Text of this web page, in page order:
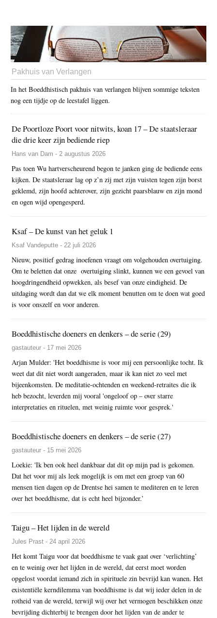
Pakhuis van Verlangen
In het Boeddhistisch pakhuis van verlangen blijven sommige teksten
nog een tijdje op de leestafel liggen.
De Poortloze Poort voor nitwits, koan 17 – De staatsleraar
die drie keer zijn bediende riep
Hans van Dam - 2 augustus 2026
Pas toen Wu hartverscheurend begon te janken ging de bediende eens
kijken. De staatsleraar lag op z’n zij met zijn vuisten tegen zijn borst
geklemd, zijn hoofd achterover, zijn gezicht paarsblauw en zijn mond
en ogen wijd opengesperd.
Ksaf – De kunst van het geluk 1
Ksaf Vandeputte - 22 juli 2026
Nieuw, positief gedrag inoefenen vraagt om volgehouden overtuiging.
Om te beletten dat onze overtuiging slinkt, kunnen we een gevoel van
hoogdringendheid opwekken, als besef van onze eindigheid. De
uitdaging wordt dan dat we elk moment benutten om te doen wat goed
is voor onszelf en voor anderen.
Boeddhistische doeners en denkers – de serie (29)
gastauteur - 17 mei 2026
Arjan Mulder: 'Het boeddhisme is voor mij een persoonlijke tocht. Ik
weet dat dit niet wordt aangeraden, maar ik kan niet zo veel met
bijeenkomsten. De meditatie-ochtenden en weekend-retraites die ik
heb bezocht, leverden mij vooral 'ongeloof op – over starre
interpretaties en rituelen, met weinig ruimte voor gesprek.'
Boeddhistische doeners en denkers – de serie (27)
gastauteur - 15 mei 2026
Loekie: 'Ik ben ook heel dankbaar dat dit op mijn pad is gekomen.
Dat het voor mij als leek mogelijk is om met een groep van 60
mensen tien dagen op de Drentse hei samen te mediteren en te leren
over het boeddhisme, dat is echt heel bijzonder.’
Taigu – Het lijden in de wereld
Jules Prast - 24 april 2026
Het komt Taigu voor dat boeddhisme te vaak gaat over ‘verlichting’
en te weinig over het lijden in de wereld, dat eerst moet worden
opgelost voordat iemand zich in spirituele zin bevrijd kan wanen. Het
existentiële kerndilemma van boeddhisme is dat wij ieder delen in de
rotheid van de wereld, terwijl wij over het vermogen beschikken onze
bevrijding dichterbij te brengen door het lijden van de ander te